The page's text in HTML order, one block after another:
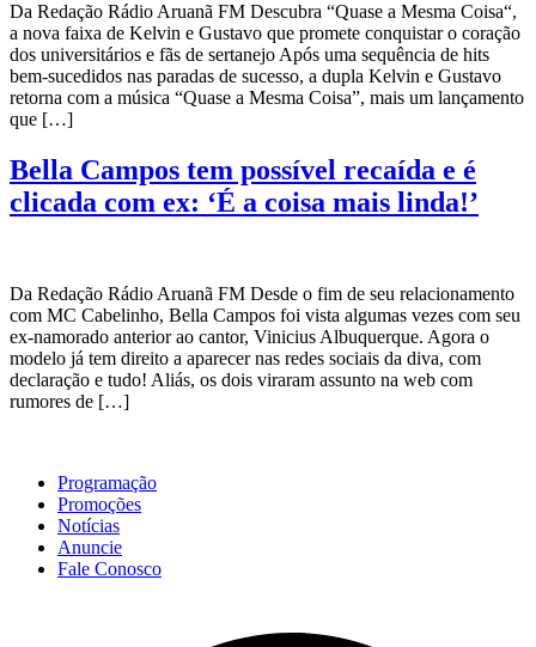
Da Redação Rádio Aruanã FM Descubra “Quase a Mesma Coisa“,
a nova faixa de Kelvin e Gustavo que promete conquistar o coração
dos universitários e fãs de sertanejo Após uma sequência de hits
bem-sucedidos nas paradas de sucesso, a dupla Kelvin e Gustavo
retorna com a música “Quase a Mesma Coisa”, mais um lançamento
que […]
Bella Campos tem possível recaída e é
clicada com ex: ‘É a coisa mais linda!’
Da Redação Rádio Aruanã FM Desde o fim de seu relacionamento
com MC Cabelinho, Bella Campos foi vista algumas vezes com seu
ex-namorado anterior ao cantor, Vinicius Albuquerque. Agora o
modelo já tem direito a aparecer nas redes sociais da diva, com
declaração e tudo! Aliás, os dois viraram assunto na web com
rumores de […]
Programação
Promoções
Notícias
Anuncie
Fale Conosco